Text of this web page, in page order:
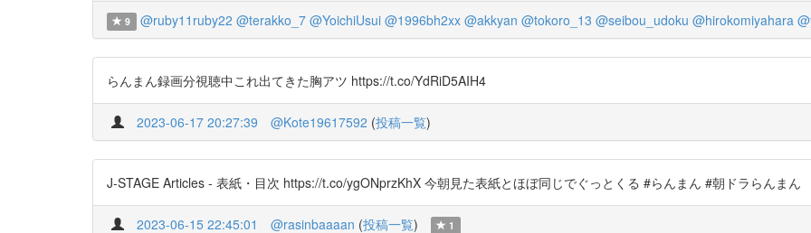
9 @ruby11ruby22 @terakko_7 @YoichiUsui @1996bh2xx @akkyan @tokoro_13 @seibou_udoku @hirokomiyahara
らんまん録画分視聴中これ出てきた胸アツ https://t.co/YdRiD5AIH4
2023-06-17 20:27:39 @Kote19617592 (投稿一覧)
J-STAGE Articles - 表紙・目次 https://t.co/ygONprzKhX 今朝見た表紙とほぼ同じでぐっとくる #らんまん #朝ドラらんまん
2023-06-15 22:45:01 @rasinbaaaan (投稿一覧) 1